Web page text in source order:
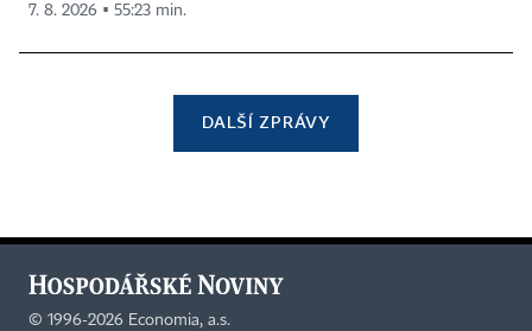
7. 8. 2026 ▪ 55:23 min.
DALŠÍ ZPRÁVY
© 1996-2026 Economia, a.s.